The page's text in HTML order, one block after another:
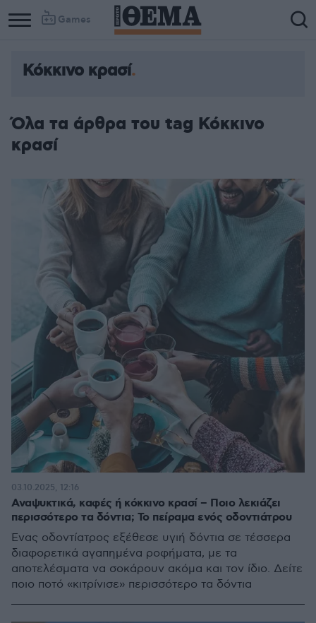
Games
Κόκκινο κρασί
Όλα τα άρθρα του tag Κόκκινο
κρασί
Αναψυκτικά, καφές ή κόκκινο κρασί – Ποιο λεκιάζει
περισσότερο τα δόντια; Το πείραμα ενός οδοντιάτρου
Ένας οδοντίατρος εξέθεσε υγιή δόντια σε τέσσερα
διαφορετικά αγαπημένα ροφήματα, με τα
αποτελέσματα να σοκάρουν ακόμα και τον ίδιο. Δείτε
ποιο ποτό «κιτρίνισε» περισσότερο τα δόντια
03.10.2025, 12:16